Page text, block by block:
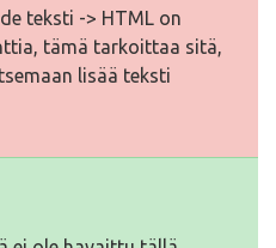
teksti -> HTML on
tämä tarkoittaa sitä,
lisää teksti